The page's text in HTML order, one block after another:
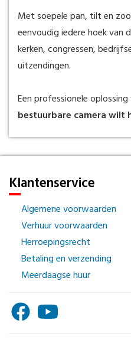
Met soepele pan, tilt en
eenvoudig iedere hoek
kerken, congressen,
uitzendingen.
Een professionele oplossing
bestuurbare camera wilt
Klantenservice
Algemene voorwaarden
Verhuur voorwaarden
Herroepingsrecht
Betaling en verzending
Meerdaagse huur